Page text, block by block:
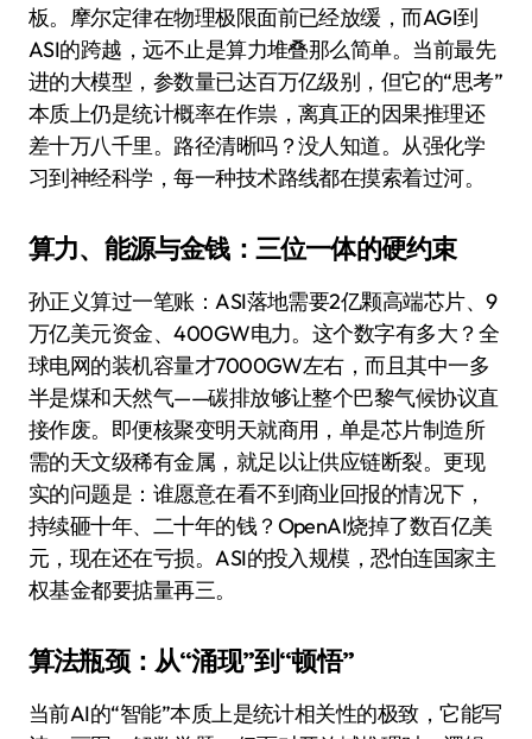
板。摩尔定律在物理极限面前已经放缓，而AGI到
ASI的跨越，远不止是算力堆叠那么简单。当前最先
进的大模型，参数量已达百万亿级别，但它的“思考”
本质上仍是统计概率在作祟，离真正的因果推理还
差十万八千里。路径清晰吗？没人知道。从强化学
习到神经科学，每一种技术路线都在摸索着过河。
算力、能源与金钱：三位一体的硬约束
孙正义算过一笔账：ASI落地需要2亿颗高端芯片、9
万亿美元资金、400GW电力。这个数字有多大？全
球电网的装机容量才7000GW左右，而且其中一多
半是煤和天然气——碳排放够让整个巴黎气候协议直
接作废。即便核聚变明天就商用，单是芯片制造所
需的天文级稀有金属，就足以让供应链断裂。更现
实的问题是：谁愿意在看不到商业回报的情况下，
持续砸十年、二十年的钱？OpenAI烧掉了数百亿美
元，现在还在亏损。ASI的投入规模，恐怕连国家主
权基金都要掂量再三。
算法瓶颈：从“涌现”到“顿悟”
当前AI的“智能”本质上是统计相关性的极致，它能写